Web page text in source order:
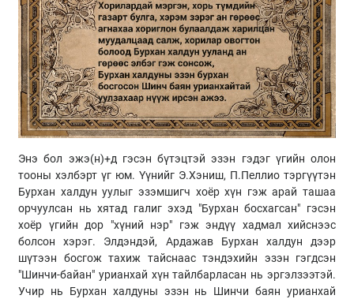
Энэ бол эжэ(н)+д гэсэн бүтэцтэй эзэн гэдэг үгийн олон
тооны хэлбэрт үг юм. Үүнийг Э.Хэниш, П.Пеллио тэргүүтэн
Бурхан халдун уулыг эзэмшигч хоёр хүн гэж арай ташаа
орчуулсан нь хятад галиг эхэд "Бурхан босхагсан" гэсэн
хоёр үгийн дор "хүний нэр" гэж эндүү хадмал хийснээс
болсон хэрэг. Элдэндэй, Ардажав Бурхан халдун дээр
шүтээн босгож тахиж тайснаас тэндэхийн эзэн гэгдсэн
"Шинчи-байан" урианхай хүн тайлбарласан нь эргэлзээтэй.
Учир нь Бурхан халдуны эзэн нь Шинчи баян урианхай